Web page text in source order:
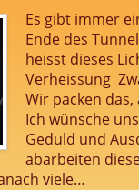
Es gibt immer
Ende des
heisst dieses
Verheissung
Wir packen
Ich wünsche
Geduld und
abarbeiten
viele…